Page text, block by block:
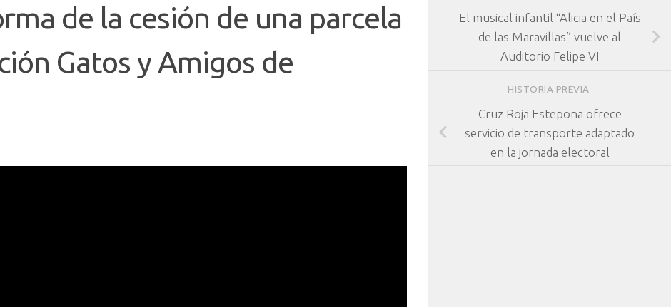
de la cesión de una parcela
Gatos y Amigos de
El musical infantil “Alicia en el País
de las Maravillas” vuelve al
Auditorio Felipe VI
HISTORIA PREVIA
Cruz Roja Estepona ofrece
servicio de transporte adaptado
en la jornada electoral